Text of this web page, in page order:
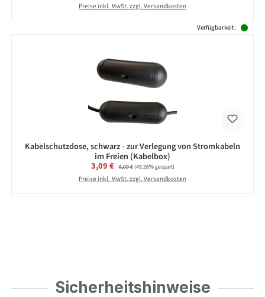
Preise inkl. MwSt. zzgl. Versandkosten
Verfügbarkeit:
Kabelschutzdose, schwarz - zur Verlegung von Stromkabeln
im Freien (Kabelbox)
Verkaufspreis:
3,09 € Regulärer Preis:
6,09 €(49.26% gespart)
Preise inkl. MwSt. zzgl. Versandkosten
Sicherheitshinweise